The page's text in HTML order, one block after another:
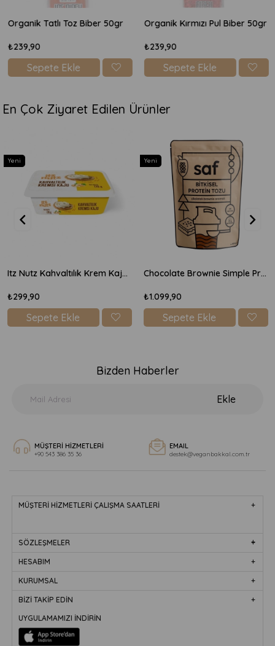
Organik Tatlı Toz Biber 50gr
₺239,90
Sepete Ekle
Organik Kırmızı Pul Biber 50gr
₺239,90
Sepete Ekle
En Çok Ziyaret Edilen Ürünler
Itz Nutz Kahvaltılık Krem Kaju Peyniri 170gr
₺299,90
Sepete Ekle
Yeni
Chocolate Brownie Simple Protein Mix 600gr
₺1.099,90
Sepete Ekle
Yeni
Bizden Haberler
Ekle
MÜŞTERİ HİZMETLERİ
+90 543 386 35 36
EMAIL
destek@veganbakkal.com.tr
MÜŞTERİ HİZMETLERİ ÇALIŞMA SAATLERİ
SÖZLEŞMELER
HESABIM
KURUMSAL
BİZİ TAKİP EDİN
UYGULAMAMIZI İNDİRİN